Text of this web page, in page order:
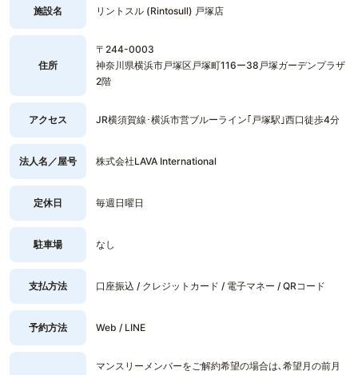
施設名 リントスル (Rintosull) 戸塚店
住所
〒244-0003
神奈川県横浜市戸塚区戸塚町116ー38戸塚ガーデンプラザ
2階
アクセス JR横須賀線･横浜市営ブルーライン｢戸塚駅｣西口徒歩4分
法人名／屋号 株式会社LAVA International
定休日 毎週日曜日
駐車場 なし
支払方法 口座振込 / クレジットカード / 電子マネー / QRコード
予約方法 Web / LINE
マンスリーメンバーをご解約希望の場合は､希望月の前月